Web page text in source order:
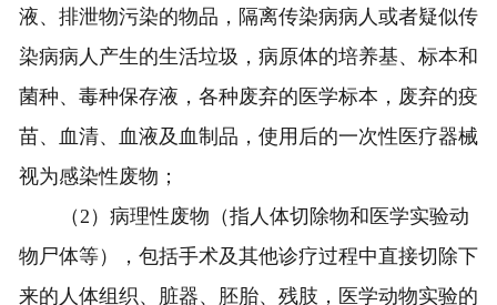
液、排泄物污染的物品，隔离传染病病人或者疑似传
染病病人产生的生活垃圾，病原体的培养基、标本和
菌种、毒种保存液，各种废弃的医学标本，废弃的疫
苗、血清、血液及血制品，使用后的一次性医疗器械
视为感染性废物；
（2）病理性废物（指人体切除物和医学实验动
物尸体等），包括手术及其他诊疗过程中直接切除下
来的人体组织、脏器、胚胎、残肢，医学动物实验的